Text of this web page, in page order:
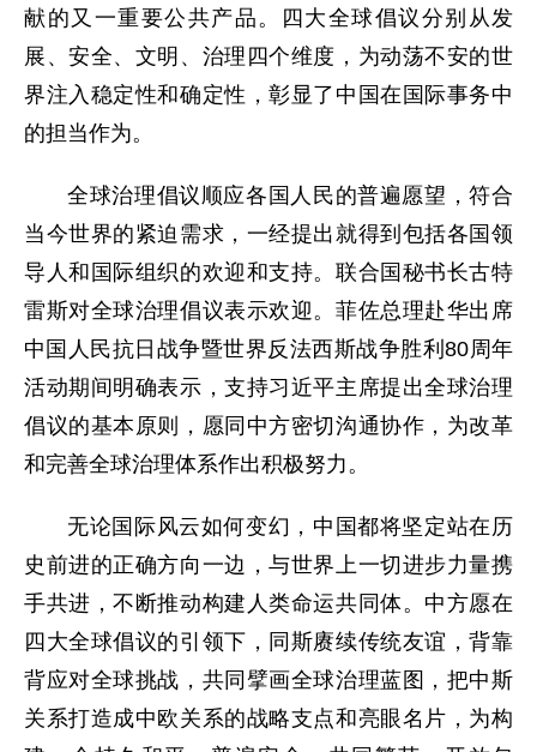
献的又一重要公共产品。四大全球倡议分别从发
展、安全、文明、治理四个维度，为动荡不安的世
界注入稳定性和确定性，彰显了中国在国际事务中
的担当作为。
全球治理倡议顺应各国人民的普遍愿望，符合
当今世界的紧迫需求，一经提出就得到包括各国领
导人和国际组织的欢迎和支持。联合国秘书长古特
雷斯对全球治理倡议表示欢迎。菲佐总理赴华出席
中国人民抗日战争暨世界反法西斯战争胜利80周年
活动期间明确表示，支持习近平主席提出全球治理
倡议的基本原则，愿同中方密切沟通协作，为改革
和完善全球治理体系作出积极努力。
无论国际风云如何变幻，中国都将坚定站在历
史前进的正确方向一边，与世界上一切进步力量携
手共进，不断推动构建人类命运共同体。中方愿在
四大全球倡议的引领下，同斯赓续传统友谊，背靠
背应对全球挑战，共同擘画全球治理蓝图，把中斯
关系打造成中欧关系的战略支点和亮眼名片，为构